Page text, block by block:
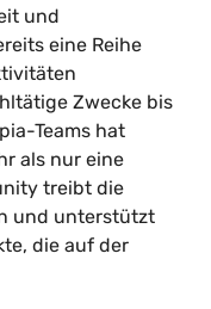
und
eine Reihe
Zwecke bis
Teams hat
als nur eine
treibt die
und unterstützt
die auf der